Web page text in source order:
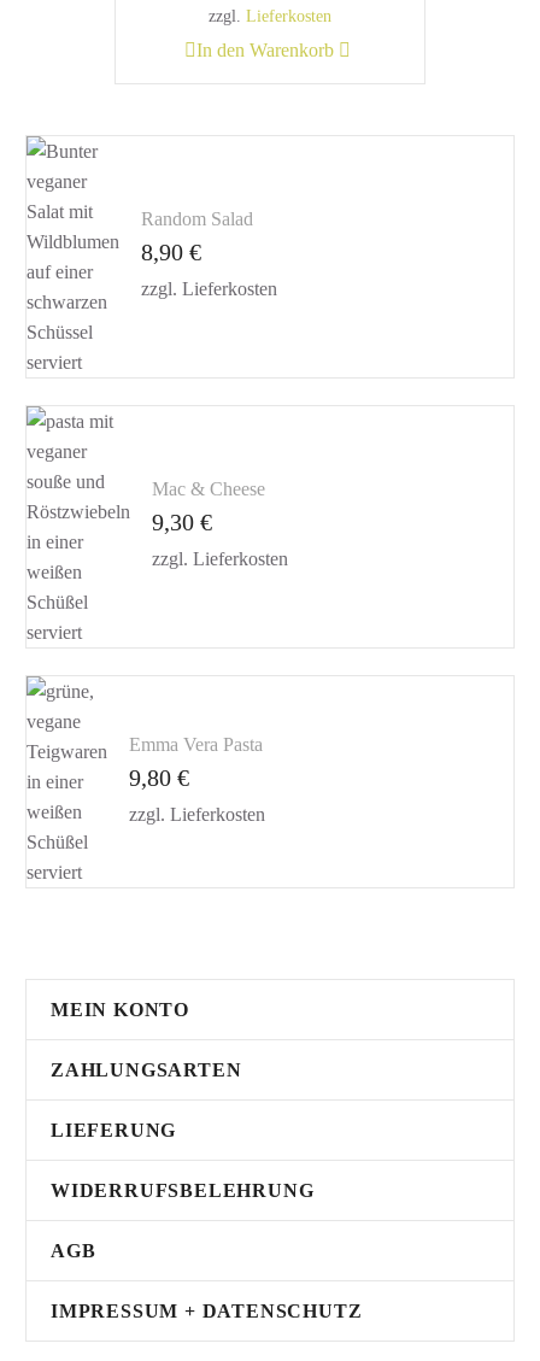
zzgl. Lieferkosten
In den Warenkorb
Random Salad
8,90 €
zzgl. Lieferkosten
Mac & Cheese
9,30 €
zzgl. Lieferkosten
Emma Vera Pasta
9,80 €
zzgl. Lieferkosten
MEIN KONTO
ZAHLUNGSARTEN
LIEFERUNG
WIDERRUFSBELEHRUNG
AGB
IMPRESSUM + DATENSCHUTZ